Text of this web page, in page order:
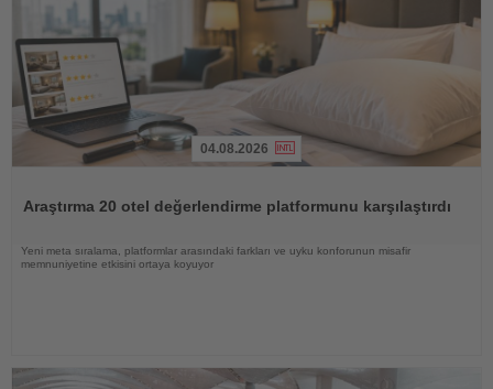
04.08.2026
Araştırma 20 otel değerlendirme platformunu karşılaştırdı
Yeni meta sıralama, platformlar arasındaki farkları ve uyku konforunun misafir
memnuniyetine etkisini ortaya koyuyor